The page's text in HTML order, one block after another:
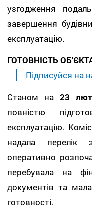
узгодження
завершення
експлуатацію.
ГОТОВНІСТЬ
Підписуйся на
Станом на 23
повністю
експлуатацію.
надала перелік
оперативно
перебувала на
документів та
готовності.